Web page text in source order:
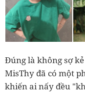
Đúng là không sợ
MisThy đã có một
khiến ai nấy đều